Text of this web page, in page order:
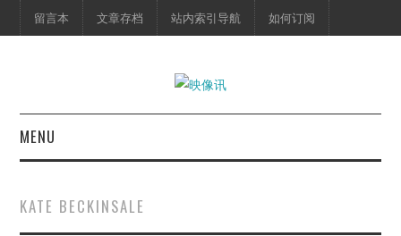
留言本 文章存档 站内索引导航 如何订阅
MENU
映像快讯
KATE BECKINSALE